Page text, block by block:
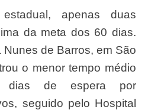
da meta dos 60 dias.
Nunes de Barros, em São
o menor tempo médio
dias de espera por
seguido pelo Hospital